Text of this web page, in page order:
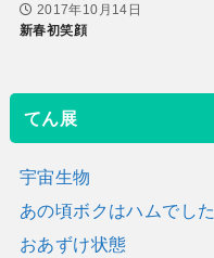
2017年10月14日
新春初笑顔
てん展
宇宙生物
あの頃ボクはハムでした
おあずけ状態